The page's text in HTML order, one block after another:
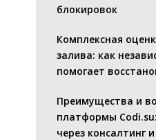
блокировок
Комплексная
залива: как
помогает
Преимущества и
платформы
через консалтинг